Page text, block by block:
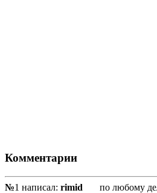
Комментарии
№1 написал: rimid по любому